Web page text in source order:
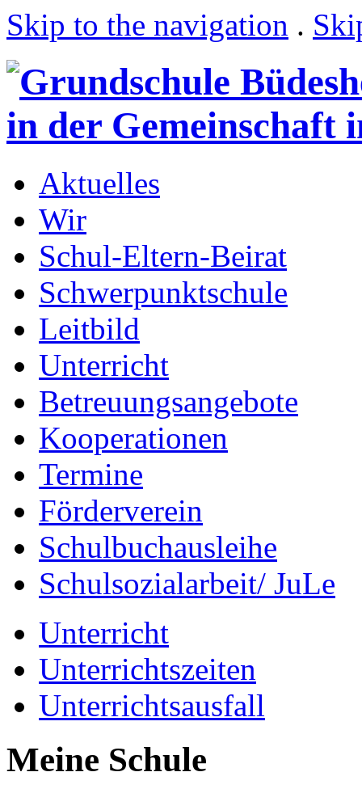
Skip to the navigation .
Aktuelles
Wir
Schul-Eltern-Beirat
Schwerpunktschule
Leitbild
Unterricht
Betreuungsangebote
Kooperationen
Termine
Förderverein
Schulbuchausleihe
Schulsozialarbeit/ JuLe
Unterricht
Unterrichtszeiten
Unterrichtsausfall
Meine Schule